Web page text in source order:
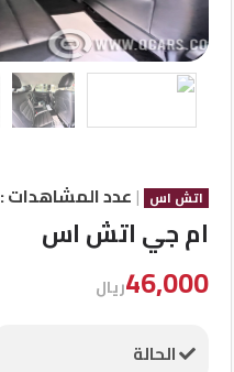
تسجيل
الدخول
English
مستثمري
السيارات
اتش اس | عدد المشاهدات :
ام جي اتش اس
46,000ريال
الحالة